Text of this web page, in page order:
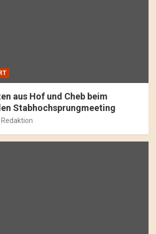
aus Hof und Cheb beim
Stabhochsprungmeeting
Redaktion